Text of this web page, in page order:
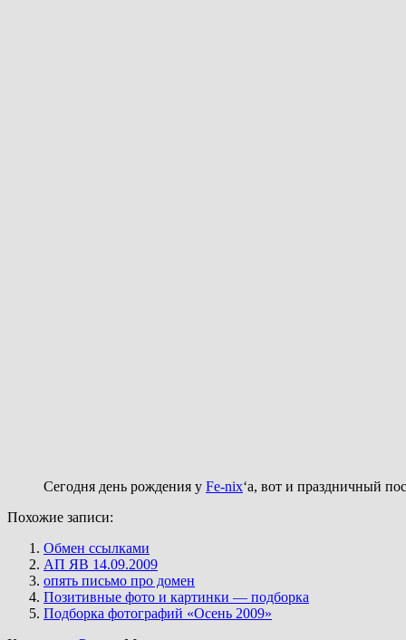
Сегодня день рождения у Fe-nix‘a, вот и праздничный
Похожие записи:
Обмен ссылками
АП ЯВ 14.09.2009
опять письмо про домен
Позитивные фото и картинки — подборка
Подборка фотографий «Осень 2009»